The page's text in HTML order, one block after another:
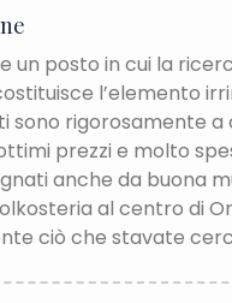
un posto in cui la
l’elemento
sono rigorosamente a
prezzi e molto
anche da buona
al centro di
ciò che stavate